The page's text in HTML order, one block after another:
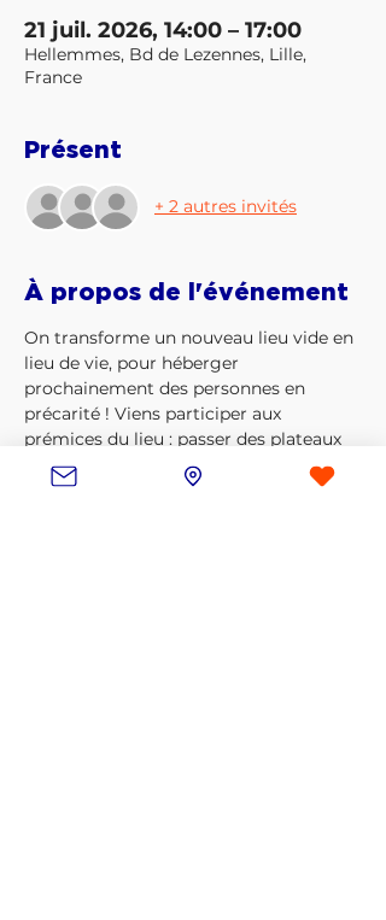
21 juil. 2026, 14:00 – 17:00
Hellemmes, Bd de Lezennes, Lille,
France
Présent
+ 2 autres invités
À propos de l'événement
On transforme un nouveau lieu vide en
lieu de vie, pour héberger
prochainement des personnes en
précarité ! Viens participer aux
prémices du lieu : passer des plateaux
vides à des pièces cloisonnées et du
beau sol !